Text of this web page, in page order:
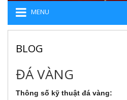
MENU
BLOG
ĐÁ VÀNG
Thông số kỹ thuật đá vàng: